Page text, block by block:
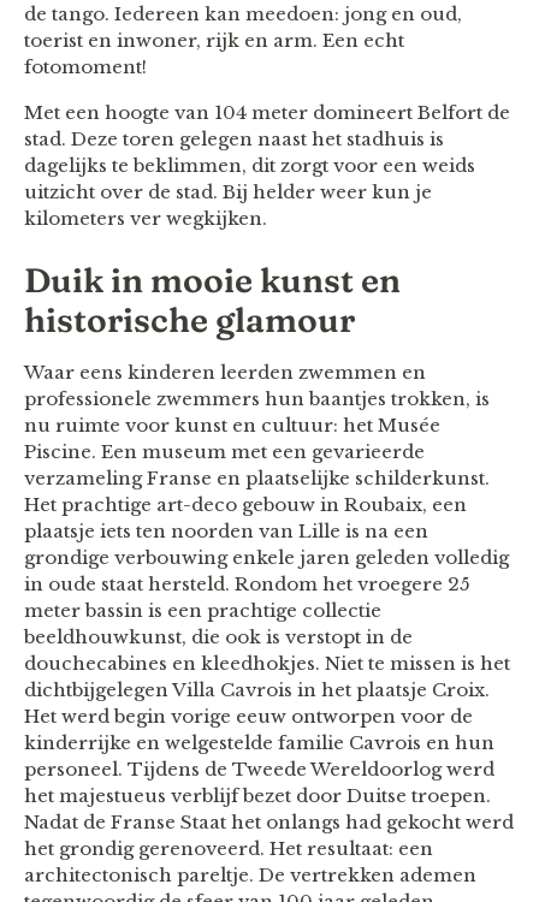
de tango. Iedereen kan meedoen: jong en oud,
toerist en inwoner, rijk en arm. Een echt
fotomoment!
Met een hoogte van 104 meter domineert Belfort de
stad. Deze toren gelegen naast het stadhuis is
dagelijks te beklimmen, dit zorgt voor een weids
uitzicht over de stad. Bij helder weer kun je
kilometers ver wegkijken.
Duik in mooie kunst en
historische glamour
Waar eens kinderen leerden zwemmen en
professionele zwemmers hun baantjes trokken, is
nu ruimte voor kunst en cultuur: het Musée
Piscine. Een museum met een gevarieerde
verzameling Franse en plaatselijke schilderkunst.
Het prachtige art-deco gebouw in Roubaix, een
plaatsje iets ten noorden van Lille is na een
grondige verbouwing enkele jaren geleden volledig
in oude staat hersteld. Rondom het vroegere 25
meter bassin is een prachtige collectie
beeldhouwkunst, die ook is verstopt in de
douchecabines en kleedhokjes. Niet te missen is het
dichtbijgelegen Villa Cavrois in het plaatsje Croix.
Het werd begin vorige eeuw ontworpen voor de
kinderrijke en welgestelde familie Cavrois en hun
personeel. Tijdens de Tweede Wereldoorlog werd
het majestueus verblijf bezet door Duitse troepen.
Nadat de Franse Staat het onlangs had gekocht werd
het grondig gerenoveerd. Het resultaat: een
architectonisch pareltje. De vertrekken ademen